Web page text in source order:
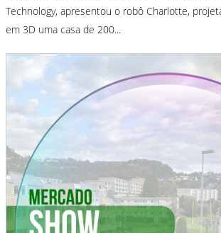
Technology, apresentou o robô Charlotte,
em 3D uma casa de 200...